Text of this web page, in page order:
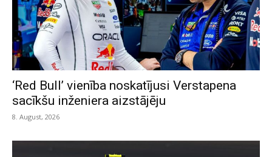
‘Red Bull’ vienība noskatījusi Verstapena
sacīkšu inženiera aizstājēju
8. August, 2026